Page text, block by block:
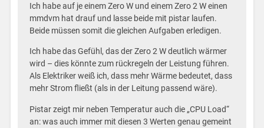
Ich habe auf je einem Zero W und einem Zero 2 W einen
mmdvm hat drauf und lasse beide mit pistar laufen.
Beide müssen somit die gleichen Aufgaben erledigen.
Ich habe das Gefühl, das der Zero 2 W deutlich wärmer
wird – dies könnte zum rückregeln der Leistung führen.
Als Elektriker weiß ich, dass mehr Wärme bedeutet, dass
mehr Strom fließt (als in der Leitung passend wäre).
Pistar zeigt mir neben Temperatur auch die „CPU Load“
an: was auch immer mit diesen 3 Werten genau gemeint